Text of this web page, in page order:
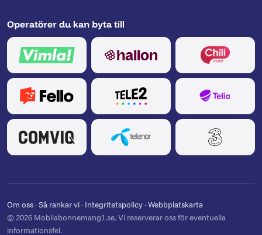
Operatörer du kan byta till
Om oss·Så rankar vi· Integritetspolicy·Webbplatskarta
© 2026 Mobilabonnemang1.se. Vi reserverar oss för eventuella
informationsfel.